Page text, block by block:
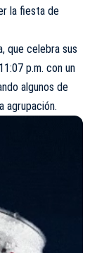
la fiesta de
que celebra sus
p.m. con un
algunos de
agrupación.